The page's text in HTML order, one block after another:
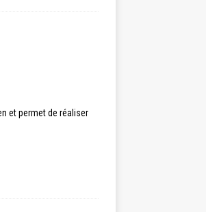
et permet de réaliser